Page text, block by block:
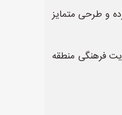
و طرحی متمایز
فرهنگی منطقه